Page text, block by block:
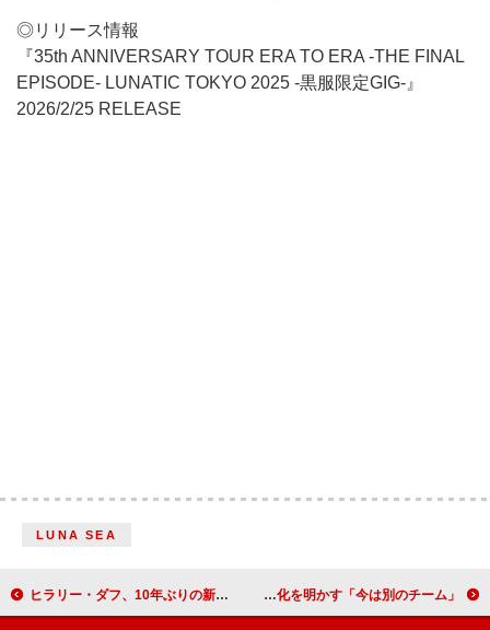
◎リリース情報
『35th ANNIVERSARY TOUR ERA TO ERA -THE FINAL
EPISODE- LUNATIC TOKYO 2025 -黒服限定GIG-』
2026/2/25 RELEASE
LUNA SEA
ヒラリー・ダフ、10年ぶりの新曲「Mature」MV公開「現在と若い頃の私の会話」 アリアナ・グランデ、音楽活動への向き合い方の変化を明かす「今は別のチーム」